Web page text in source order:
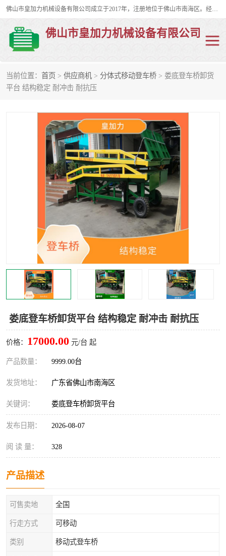
佛山市皇加力机械设备有限公司成立于2017年，注册地位于佛山市南海区。经营范围包括：其他机械设备及电子产品批发、电气设备批发、贸易代理、五金产品批发等；主要产品有：移动式登车桥、叉车装卸货平台、移动式升降机、升降货梯、油桶夹具、电动堆高车。
佛山市皇加力机械设备有限公司
当前位置： 首页 > 供应商机 > 分体式移动登车桥 > 娄底登车桥卸货
平台 结构稳定 耐冲击 耐抗压
娄底登车桥卸货平台 结构稳定 耐冲击 耐抗压
价格： 17000.00 元/台 起
产品数量： 9999.00台
发货地址： 广东省佛山市南海区
关键词： 娄底登车桥卸货平台
发布日期： 2026-08-07
阅 读 量： 328
产品描述
可售卖地 全国
行走方式 可移动
类别 移动式登车桥
移动式登车桥
步行式电动堆高车 移动登车台
叉车装卸货平台 电动搬运车
移动式升降平台 升降货梯
集装箱装柜平台 油桶夹具